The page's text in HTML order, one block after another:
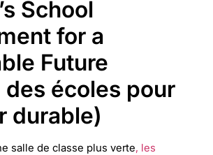
School
for a
Future
des écoles pour
durable)
salle de classe plus verte, les